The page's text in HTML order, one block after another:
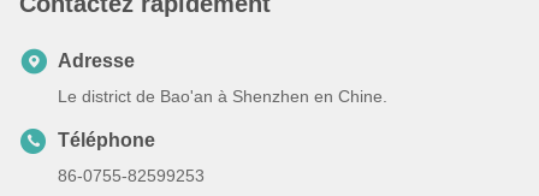
Adresse
Le district de Bao'an à Shenzhen en Chine.
Téléphone
86-0755-82599253